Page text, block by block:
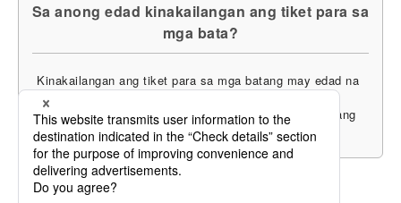
Sa anong edad kinakailangan ang tiket para sa
mga bata?
Kinakailangan ang tiket para sa mga batang may edad na
2 taon pataas. Kahit para sa mga batang wala pang 2
taong gulang, kung sila ay gagamit ng upuan, kailangang
bumili ng tiket.